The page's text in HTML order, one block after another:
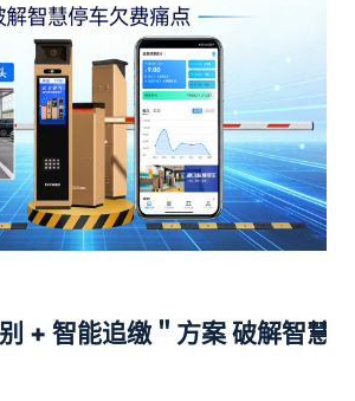
+ 智能追缴＂方案 破解智慧